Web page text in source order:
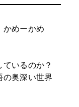
かめーかめ
いるのか？
奥深い世界